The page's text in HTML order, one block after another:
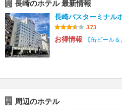
長崎のホテル 最新情報
長崎バスターミナル
3.73
お得情報 【缶ビール
周辺のホテル